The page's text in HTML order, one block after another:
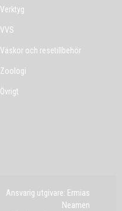
Verktyg
VVS
Väskor och resetillbehör
Zoologi
Övrigt
Ansvarig utgivare: Ermias
Neamen